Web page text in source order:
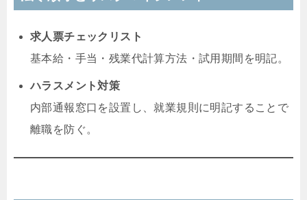
求人票チェックリスト
基本給・手当・残業代計算方法・試用期間を明記。
ハラスメント対策
内部通報窓口を設置し、就業規則に明記することで
離職を防ぐ。